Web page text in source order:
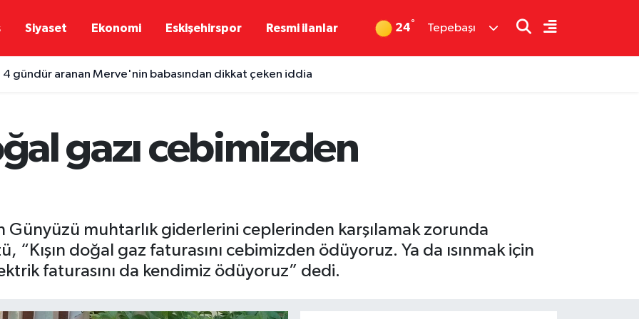
Siyaset Ekonomi Eskişehirspor Resmi ilanlar 24° Tepebaşı
4 gündür aranan Merve'nin babasından dikkat çeken iddia
gazı cebimizden
Günyüzü muhtarlık giderlerini ceplerinden karşılamak zorunda
“Kışın doğal gaz faturasını cebimizden ödüyoruz. Ya da ısınmak için
faturasını da kendimiz ödüyoruz” dedi.